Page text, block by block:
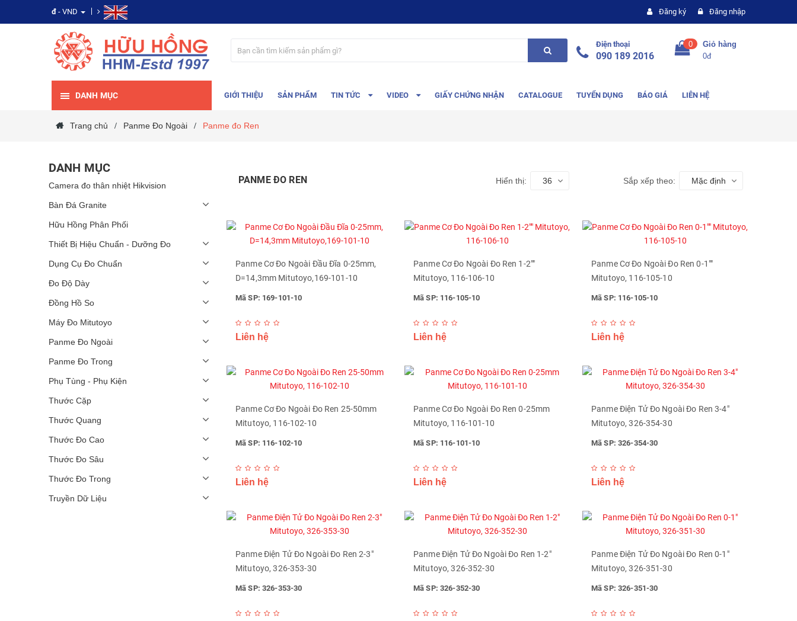
đ - VND Đăng ký Đăng nhập
Điện thoại
090 189 2016
0
Giỏ hàng
0đ
DANH MỤC GIỚI THIỆU SẢN PHẨM TIN TỨC VIDEO GIẤY CHỨNG NHẬN CATALOGUE TUYỂN DỤNG BÁO GIÁ LIÊN HỆ
Trang chủ / Panme Đo Ngoài / Panme đo Ren
PANME ĐO REN Sắp xếp theo: Mặc định
Hiển thị: 36
Panme Cơ Đo Ngoài Đầu Đĩa 0-25mm,
D=14,3mm Mitutoyo,169-101-10
Mã SP: 169-101-10
Liên hệ
Panme Cơ Đo Ngoài Đo Ren 1-2""
Mitutoyo, 116-106-10
Mã SP: 116-105-10
Liên hệ
Panme Cơ Đo Ngoài Đo Ren 0-1""
Mitutoyo, 116-105-10
Mã SP: 116-105-10
Liên hệ
Panme Cơ Đo Ngoài Đo Ren 25-50mm
Mitutoyo, 116-102-10
Mã SP: 116-102-10
Liên hệ
Panme Cơ Đo Ngoài Đo Ren 0-25mm
Mitutoyo, 116-101-10
Mã SP: 116-101-10
Liên hệ
Panme Điện Tử Đo Ngoài Đo Ren 3-4"
Mitutoyo, 326-354-30
Mã SP: 326-354-30
Liên hệ
Panme Điện Tử Đo Ngoài Đo Ren 2-3"
Mitutoyo, 326-353-30
Mã SP: 326-353-30
Panme Điện Tử Đo Ngoài Đo Ren 1-2"
Mitutoyo, 326-352-30
Mã SP: 326-352-30
Panme Điện Tử Đo Ngoài Đo Ren 0-1"
Mitutoyo, 326-351-30
Mã SP: 326-351-30
DANH MỤC
Camera đo thân nhiệt Hikvision
Bàn Đá Granite
Hữu Hồng Phân Phối
Thiết Bị Hiệu Chuẩn - Dưỡng Đo
Dụng Cụ Đo Chuẩn
Đo Độ Dày
Đồng Hồ So
Máy Đo Mitutoyo
Panme Đo Ngoài
Panme Đo Trong
Phụ Tùng - Phụ Kiện
Thước Cặp
Thước Quang
Thước Đo Cao
Thước Đo Sâu
Thước Đo Trong
Truyền Dữ Liệu